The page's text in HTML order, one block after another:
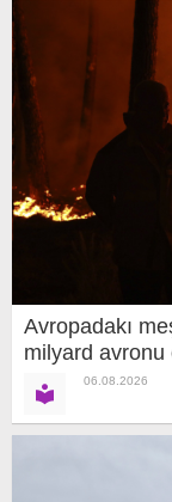
Avropadakı
milyard avronu
06.08.2026